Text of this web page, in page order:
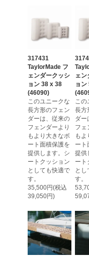
317431
TaylorMade フ
ェンダークッシ
ョン 38 x 38
(46090)
このユニークな
長方形のフェン
ダーは、従来の
フェンダーより
もより大きなボ
ート面積保護を
提供します。シ
ートクッション
としても快適で
す。
35,500円(税込
39,050円)
ェン
ョ
この
長方
ダー
フェ
もよ
ート
提供
ート
とし
す。